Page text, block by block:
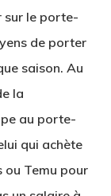
sur le porte-
de porter
saison. Au
la
au porte-
qui achète
ou Temu pour